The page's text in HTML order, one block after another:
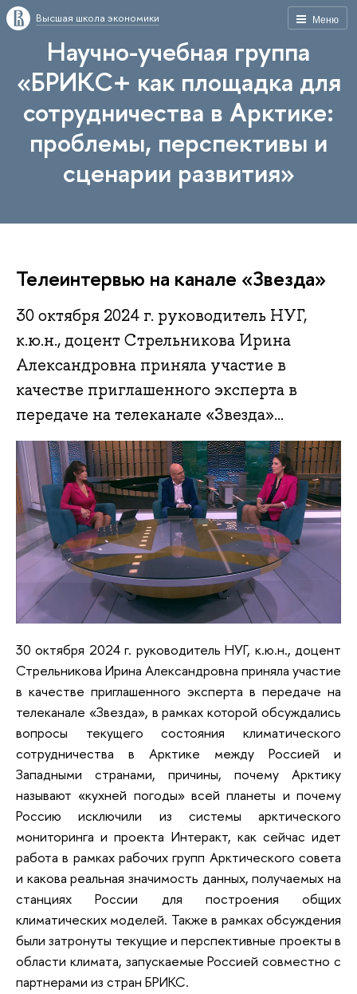
Меню
Высшая школа экономики
Научно-учебная группа
«БРИКС+ как площадка для
сотрудничества в Арктике:
проблемы, перспективы и
сценарии развития»
Телеинтервью на канале «Звезда»
30 октября 2024 г. руководитель НУГ,
к.ю.н., доцент Стрельникова Ирина
Александровна приняла участие в
качестве приглашенного эксперта в
передаче на телеканале «Звезда»...
30 октября 2024 г. руководитель НУГ, к.ю.н., доцент
Стрельникова Ирина Александровна приняла участие
в качестве приглашенного эксперта в передаче на
телеканале «Звезда», в рамках которой обсуждались
вопросы текущего состояния климатического
сотрудничества в Арктике между Россией и
Западными странами, причины, почему Арктику
называют «кухней погоды» всей планеты и почему
Россию исключили из системы арктического
мониторинга и проекта Интеракт, как сейчас идет
работа в рамках рабочих групп Арктического совета
и какова реальная значимость данных, получаемых на
станциях России для построения общих
климатических моделей. Также в рамках обсуждения
были затронуты текущие и перспективные проекты в
области климата, запускаемые Россией совместно с
партнерами из стран БРИКС.